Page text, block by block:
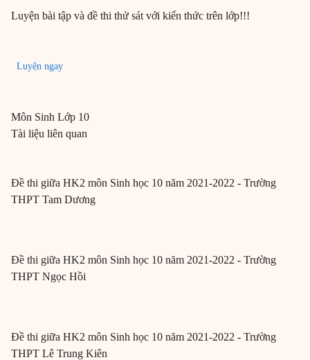
Luyện bài tập và đề thi thử sát với kiến thức trên lớp!!!
Luyện ngay
Môn Sinh Lớp 10
Tài liệu liên quan
Đề thi giữa HK2 môn Sinh học 10 năm 2021-2022 - Trường
THPT Tam Dương
Đề thi giữa HK2 môn Sinh học 10 năm 2021-2022 - Trường
THPT Ngọc Hồi
Đề thi giữa HK2 môn Sinh học 10 năm 2021-2022 - Trường
THPT Lê Trung Kiên